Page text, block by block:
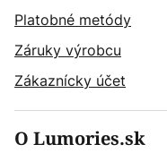
Platobné metódy
Záruky výrobcu
Zákaznícky účet
O Lumories.sk